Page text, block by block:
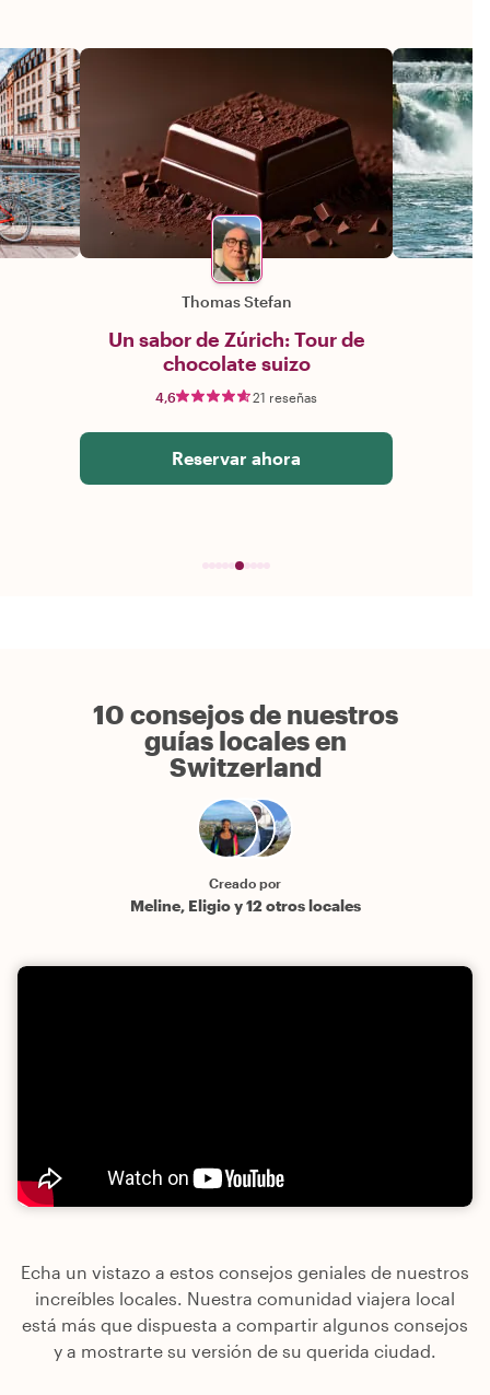
Thomas Stefan
Un sabor de Zúrich: Tour de
chocolate suizo
4,6 21 reseñas
Reservar ahora
10 consejos de nuestros
guías locales en
Switzerland
Creado por
Meline, Eligio y 12 otros locales
Echa un vistazo a estos consejos geniales de nuestros
increíbles locales. Nuestra comunidad viajera local
está más que dispuesta a compartir algunos consejos
y a mostrarte su versión de su querida ciudad.